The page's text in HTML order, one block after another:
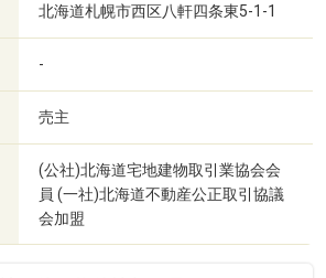
北海道札幌市西区八軒四条東5-1-1
-
売主
(公社)北海道宅地建物取引業協会会
員 (一社)北海道不動産公正取引協議
会加盟